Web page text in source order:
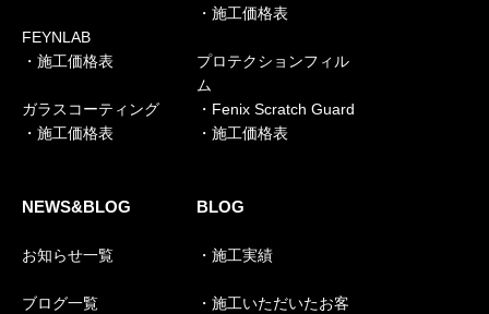
FEYNLAB
・施工価格表
ガラスコーティング
・施工価格表
・施工価格表
プロテクションフィル
ム
・Fenix Scratch Guard
・施工価格表
NEWS&BLOG
お知らせ一覧
ブログ一覧
BLOG
・施工実績
・施工いただいたお客